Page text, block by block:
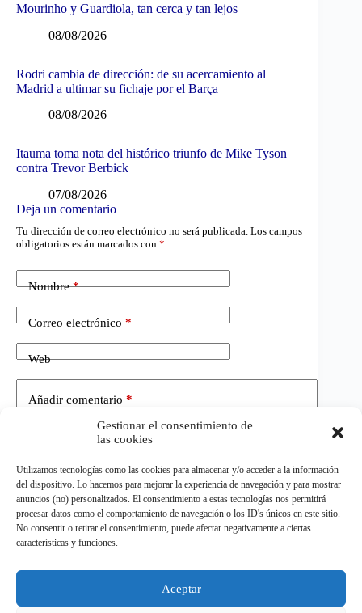
Gestionar el consentimiento de
las cookies
Utilizamos tecnologías como las cookies para almacenar y/o acceder a la información
del dispositivo. Lo hacemos para mejorar la experiencia de navegación y para mostrar
anuncios (no) personalizados. El consentimiento a estas tecnologías nos permitirá
procesar datos como el comportamiento de navegación o los ID's únicos en este sitio.
No consentir o retirar el consentimiento, puede afectar negativamente a ciertas
características y funciones.
Aceptar
Mourinho y Guardiola, tan cerca y tan lejos
08/08/2026
Rodri cambia de dirección: de su acercamiento al
Madrid a ultimar su fichaje por el Barça
08/08/2026
Itauma toma nota del histórico triunfo de Mike Tyson
contra Trevor Berbick
07/08/2026
Deja un comentario
Tu dirección de correo electrónico no será publicada. Los campos
obligatorios están marcados con *
Nombre*
Correo electrónico*
Web
Añadir comentario *
Publicar el comentario